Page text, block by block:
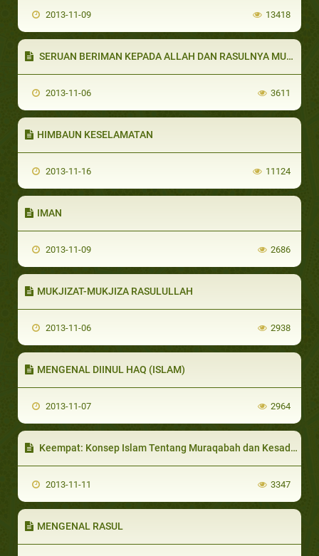
2013-11-09 13418
SERUAN BERIMAN KEPADA ALLAH DAN RASULNYA MUHAMMAD
2013-11-06 3611
HIMBAUN KESELAMATAN
2013-11-16 11124
IMAN
2013-11-09 2686
MUKJIZAT-MUKJIZA RASULULLAH
2013-11-06 2938
MENGENAL DIINUL HAQ (ISLAM)
2013-11-07 2964
Keempat: Konsep Islam Tentang Muraqabah dan Kesadaran pribadi
2013-11-11 3347
MENGENAL RASUL